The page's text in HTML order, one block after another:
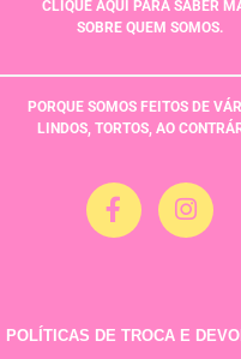
CLIQUE AQUI PARA SABER
SOBRE QUEM SOMOS.
PORQUE SOMOS FEITOS DE
LINDOS, TORTOS, AO
POLÍTICAS DE TROCA E